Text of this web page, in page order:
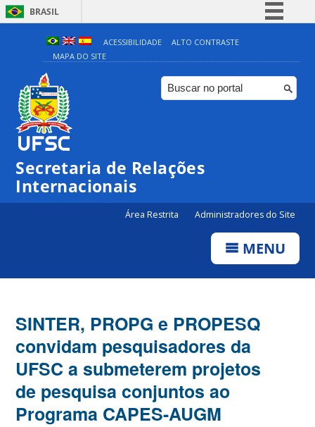
BRASIL
Simplifique!
Comunica BR
Participe
ACESSIBILIDADE
ALTO CONTRASTE
MAPA DO SITE
Secretaria de Relações
Internacionais
Área Restrita Administradores do Site
MENU
SINTER, PROPG e PROPESQ
convidam pesquisadores da
UFSC a submeterem projetos
de pesquisa conjuntos ao
Programa CAPES-AUGM